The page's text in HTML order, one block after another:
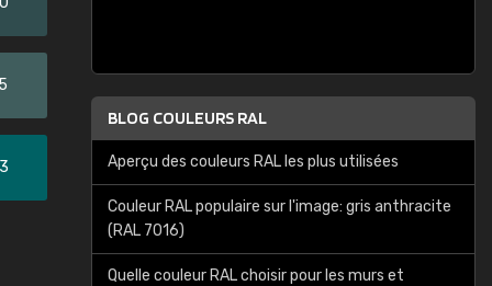
BLOG COULEURS RAL
Aperçu des couleurs RAL les plus utilisées
Couleur RAL populaire sur l'image: gris anthracite
(RAL 7016)
Quelle couleur RAL choisir pour les murs et